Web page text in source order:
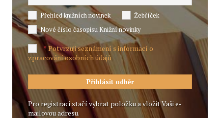
Přehled knižních novinek
Žebříček
Nové číslo časopisu Knižní novinky
*Potvrzuji seznámení s informací o
zpracování osobních údajů
Pro registraci stačí vybrat položku a vložit Vaši e-
mailovou adresu.